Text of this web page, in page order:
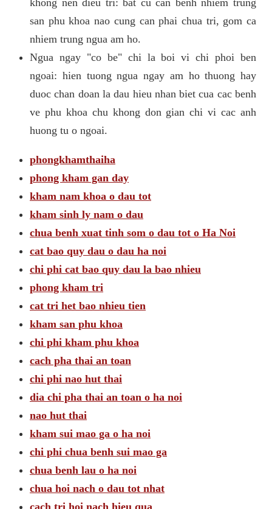
san phu khoa nao cung can phai chua tri, gom ca
nhiem trung ngua am ho.
Ngua ngay "co be" chi la boi vi chi phoi ben
ngoai: hien tuong ngua ngay am ho thuong hay
duoc chan doan la dau hieu nhan biet cua cac benh
ve phu khoa chu khong don gian chi vi cac anh
huong tu o ngoai.
phongkhamthaiha
phong kham gan day
kham nam khoa o dau tot
kham sinh ly nam o dau
chua benh xuat tinh som o dau tot o Ha Noi
cat bao quy dau o dau ha noi
chi phi cat bao quy dau la bao nhieu
phong kham tri
cat tri het bao nhieu tien
kham san phu khoa
chi phi kham phu khoa
cach pha thai an toan
chi phi nao hut thai
dia chi pha thai an toan o ha noi
nao hut thai
kham sui mao ga o ha noi
chi phi chua benh sui mao ga
chua benh lau o ha noi
chua hoi nach o dau tot nhat
cach tri hoi nach hieu qua